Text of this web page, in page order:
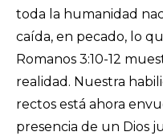
toda la humanidad
caída, en pecado, lo
Romanos 3:10-12
realidad. Nuestra
rectos está ahora
presencia de un Dios